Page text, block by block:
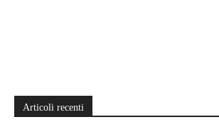
Articoli recenti